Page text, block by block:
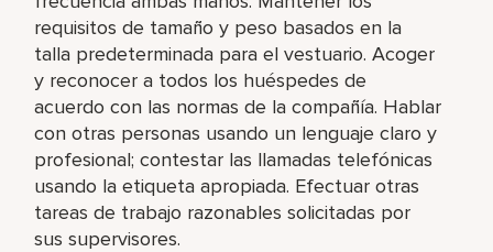
requisitos de tamaño y peso basados en la
talla predeterminada para el vestuario. Acoger
y reconocer a todos los huéspedes de
acuerdo con las normas de la compañía. Hablar
con otras personas usando un lenguaje claro y
profesional; contestar las llamadas telefónicas
usando la etiqueta apropiada. Efectuar otras
tareas de trabajo razonables solicitadas por
sus supervisores.